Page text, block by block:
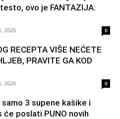
ovo je FANTAZIJA:
2026 0
RECEPTA VIŠE NEĆETE
PRAVITE GA KOD
2026 0
3 supene kašike i
će poslati PUNO novih